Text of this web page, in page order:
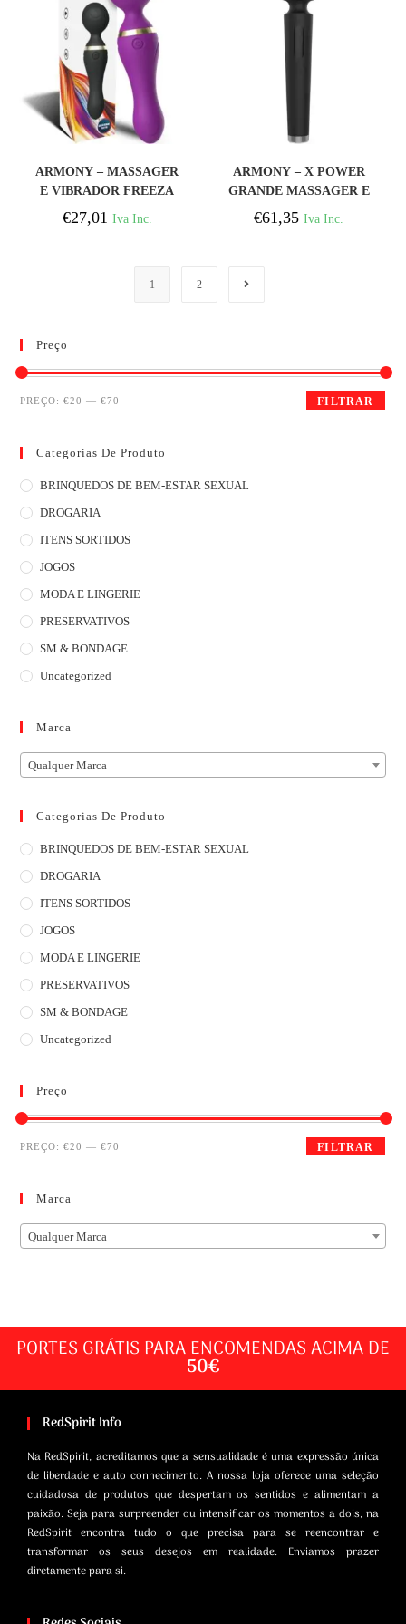
ARMONY – MASSAGER
E VIBRADOR FREEZA
CABEÇA SUPER
FLEXÍVEL ROXO
€27,01 Iva Inc.
ARMONY – X POWER
GRANDE MASSAGER E
VIBRADOR 7
VIBRAÇÕES PRETO
€61,35 Iva Inc.
1 2
Preço
FILTRAR
PREÇO:€20 —€70
Categorias De Produto
BRINQUEDOS DE BEM-ESTAR SEXUAL
DROGARIA
ITENS SORTIDOS
JOGOS
MODA E LINGERIE
PRESERVATIVOS
SM & BONDAGE
Uncategorized
Marca
Qualquer Marca
Categorias De Produto
BRINQUEDOS DE BEM-ESTAR SEXUAL
DROGARIA
ITENS SORTIDOS
JOGOS
MODA E LINGERIE
PRESERVATIVOS
SM & BONDAGE
Uncategorized
Preço
FILTRAR
PREÇO:€20 —€70
Marca
Qualquer Marca
PORTES GRÁTIS PARA ENCOMENDAS ACIMA DE
50€
RedSpirit Info
Na RedSpirit, acreditamos que a sensualidade é uma expressão única
de liberdade e auto conhecimento. A nossa loja oferece uma seleção
cuidadosa de produtos que despertam os sentidos e alimentam a
paixão. Seja para surpreender ou intensificar os momentos a dois, na
RedSpirit encontra tudo o que precisa para se reencontrar e
transformar os seus desejos em realidade. Enviamos prazer
diretamente para si.